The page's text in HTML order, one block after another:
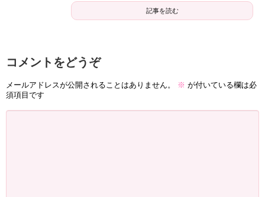
記事を読む
コメントをどうぞ
メールアドレスが公開されることはありません。 ※ が付いている欄は必
須項目です